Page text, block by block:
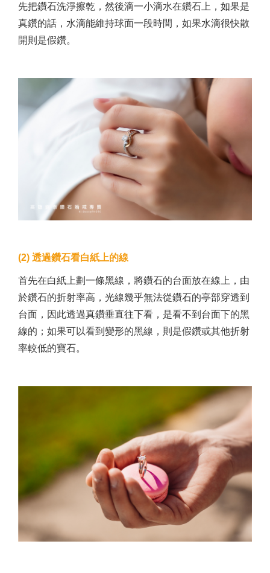
先把鑽石洗淨擦乾，然後滴一小滴水在鑽石上，如果是
真鑽的話，水滴能維持球面一段時間，如果水滴很快散
開則是假鑽。
(2) 透過鑽石看白紙上的線
首先在白紙上劃一條黑線，將鑽石的台面放在線上，由
於鑽石的折射率高，光線幾乎無法從鑽石的亭部穿透到
台面，因此透過真鑽垂直往下看，是看不到台面下的黑
線的；如果可以看到變形的黑線，則是假鑽或其他折射
率較低的寶石。